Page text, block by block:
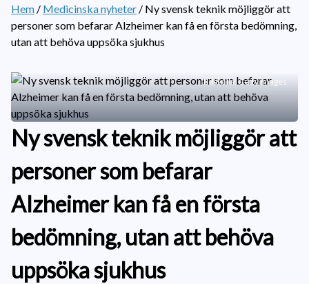
Hem / Medicinska nyheter / Ny svensk teknik möjliggör att
personer som befarar Alzheimer kan få en första bedömning,
utan att behöva uppsöka sjukhus
Ny svensk teknik möjliggör att
personer som befarar
Alzheimer kan få en första
bedömning, utan att behöva
uppsöka sjukhus
Bildkälla: Getty Images